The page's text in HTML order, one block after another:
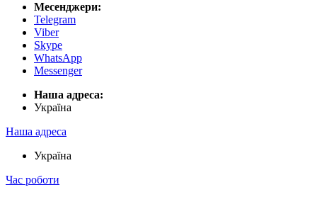
Месенджери:
Telegram
Viber
Skype
WhatsApp
Messenger
Наша адреса:
Українa
Наша адреса
Українa
Час роботи